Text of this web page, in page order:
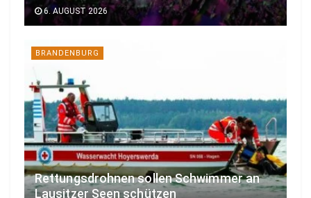
6. AUGUST 2026
BRANDENBURG
Rettungsdrohnen sollen Schwimmer an
Lausitzer Seen schützen